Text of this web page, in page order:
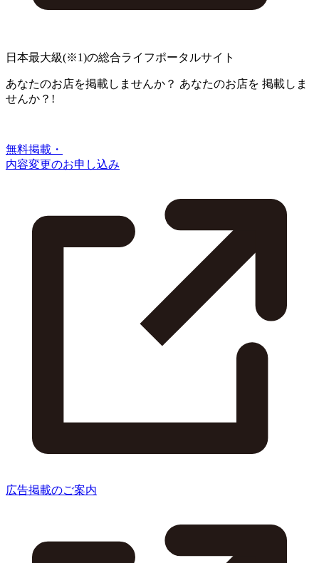
日本最大級(※1)の総合ライフポータルサイト
あなたのお店を掲載しませんか？ あなたのお店を 掲載しま
せんか？!
無料掲載・
内容変更のお申し込み
広告掲載のご案内